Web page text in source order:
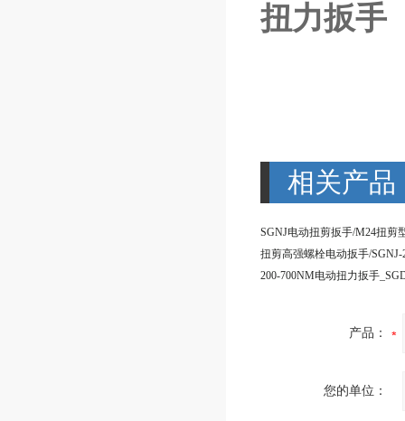
扭力扳手
相关产品
产品：
您的单位：